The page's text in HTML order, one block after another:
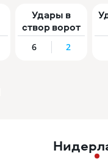
Удары в
створ ворот
6 2